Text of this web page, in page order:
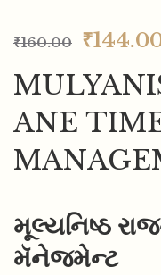
₹160.00 ₹
ANE
મૂલ્યનિષ્ઠ
મૅનેજમેન્ટ